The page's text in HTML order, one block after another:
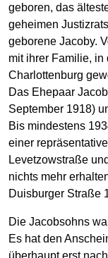
geboren, das
geheimen
geborene Jacoby.
mit ihrer Familie,
Charlottenburg
Das Ehepaar
September 1918)
Bis mindestens
einer
Levetzowstraße
nichts mehr
Duisburger Straße
Die Jacobsohns
Es hat den
überhaupt erst